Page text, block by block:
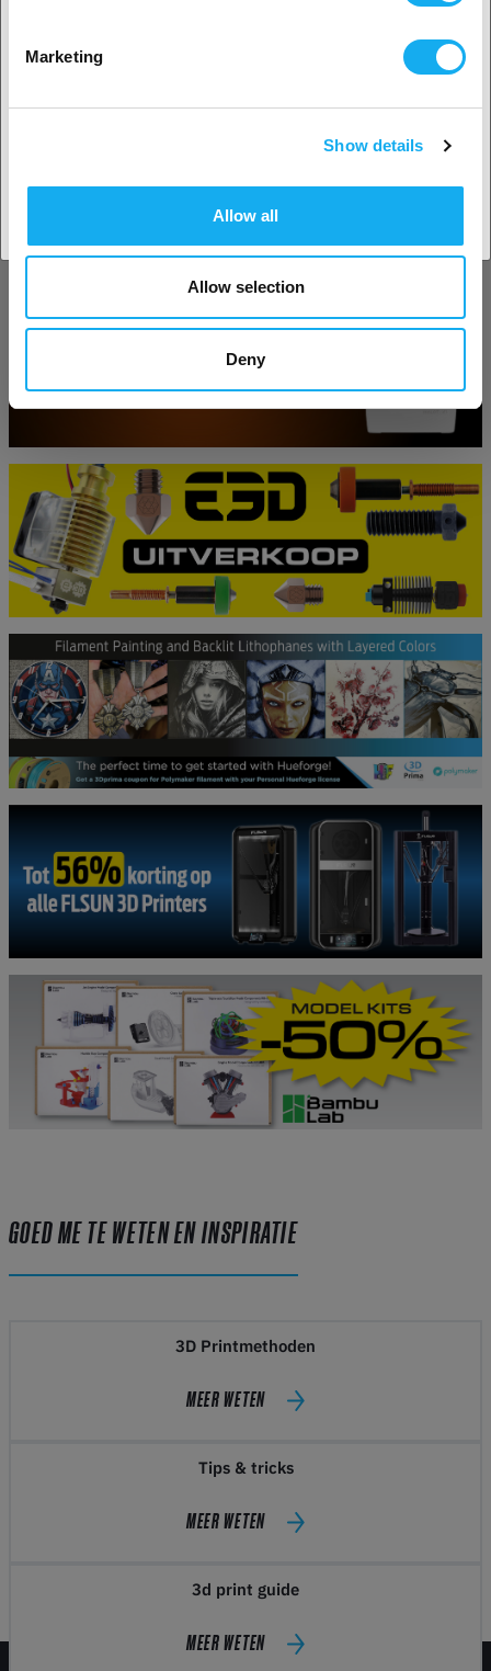
Marketing
Show details
Allow all
Allow selection
Deny
GOED ME TE WETEN EN INSPIRATIE
3D Printmethoden
MEER WETEN
Tips & tricks
MEER WETEN
3d print guide
MEER WETEN